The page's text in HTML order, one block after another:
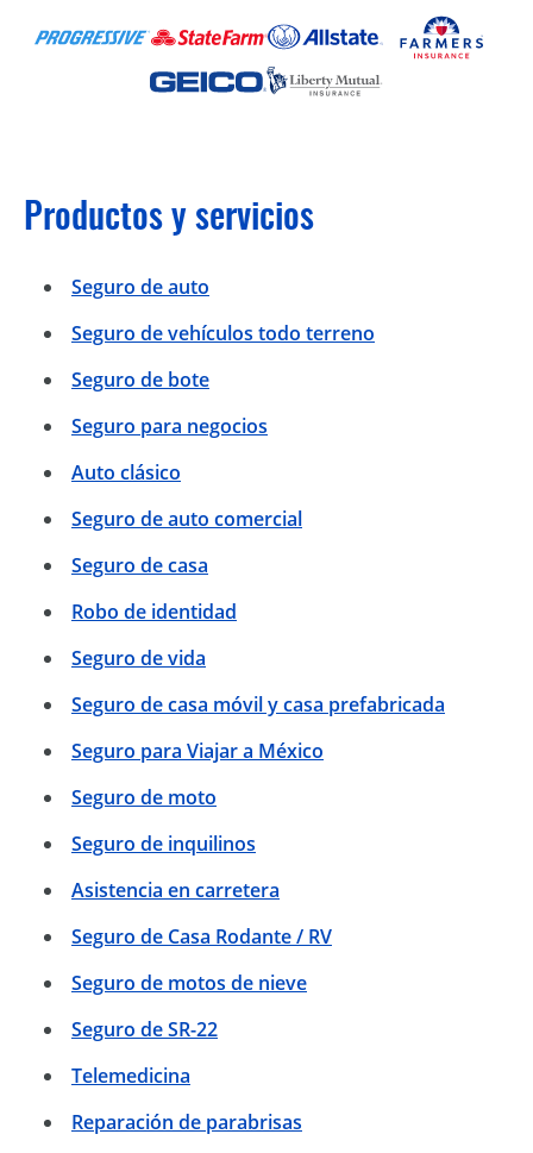
Productos y servicios
Seguro de auto
Seguro de vehículos todo terreno
Seguro de bote
Seguro para negocios
Auto clásico
Seguro de auto comercial
Seguro de casa
Robo de identidad
Seguro de vida
Seguro de casa móvil y casa prefabricada
Seguro para Viajar a México
Seguro de moto
Seguro de inquilinos
Asistencia en carretera
Seguro de Casa Rodante / RV
Seguro de motos de nieve
Seguro de SR-22
Telemedicina
Reparación de parabrisas